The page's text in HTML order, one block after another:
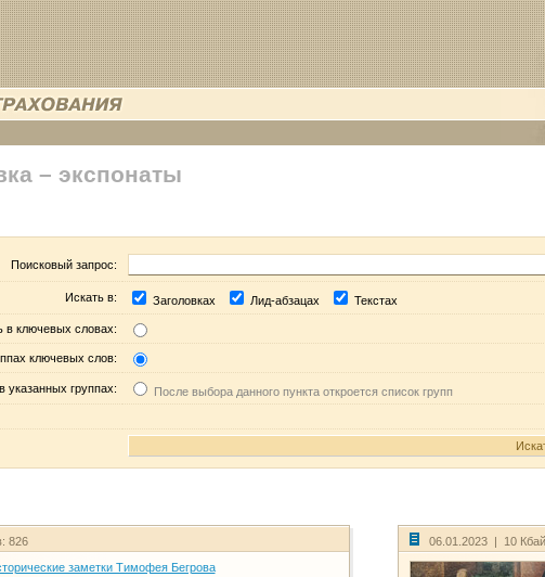
– экспонаты
Поисковый запрос:
Искать в: Заголовках Лид-абзацах Текстах
в ключевых словах:
ключевых слов:
указанных группах: После выбора данного пункта откроется список групп
826
заметки Тимофея Бегрова
06.01.2023 | 10